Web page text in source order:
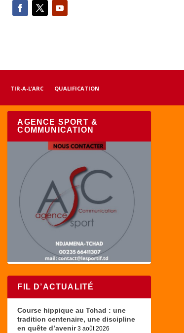
TIR-A-L’ARC QUALIFICATION
AGENCE SPORT &
COMMUNICATION
FIL D’ACTUALITÉ
Course hippique au Tchad : une
tradition centenaire, une discipline
en quête d’avenir 3 août 2026